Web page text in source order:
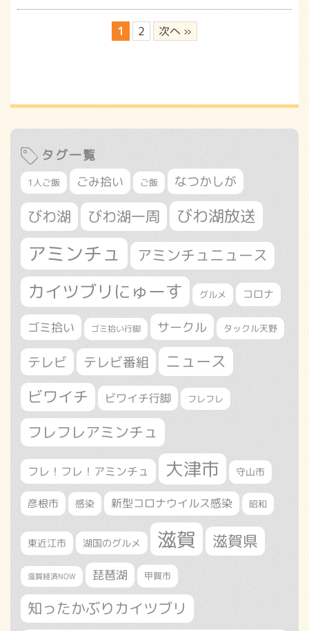
1 2 次へ »
タグ一覧
1人ご飯 ごみ拾い ご飯 なつかしが
びわ湖 びわ湖一周 びわ湖放送
アミンチュ アミンチュニュース
カイツブリにゅーす グルメ コロナ
ゴミ拾い ゴミ拾い行脚 サークル タックル天野
テレビ テレビ番組 ニュース
ビワイチ ビワイチ行脚 フレフレ
フレフレアミンチュ
フレ！フレ！アミンチュ 大津市 守山市
彦根市 感染 新型コロナウイルス感染 昭和
東近江市 湖国のグルメ 滋賀 滋賀県
滋賀経済NOW 琵琶湖 甲賀市
知ったかぶりカイツブリ